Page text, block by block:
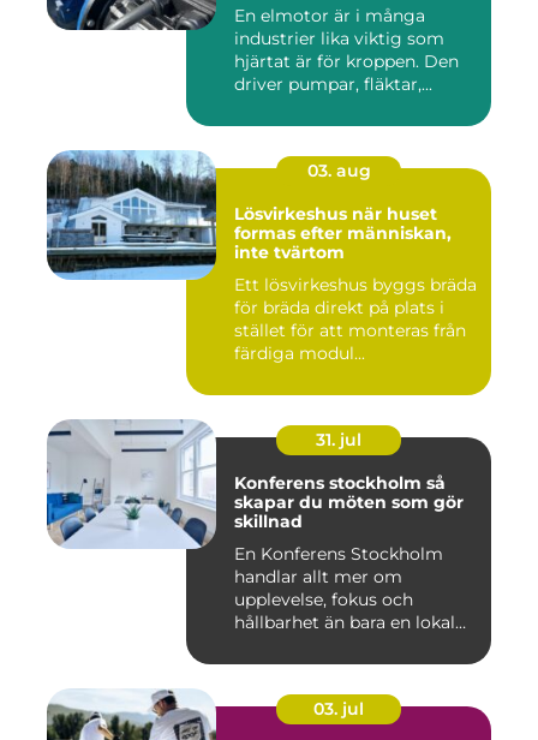
En elmotor är i många
industrier lika viktig som
hjärtat är för kroppen. Den
driver pumpar, fläktar,...
03. aug
Lösvirkeshus när huset
formas efter människan,
inte tvärtom
Ett lösvirkeshus byggs bräda
för bräda direkt på plats i
stället för att monteras från
färdiga modul...
31. jul
Konferens stockholm så
skapar du möten som gör
skillnad
En Konferens Stockholm
handlar allt mer om
upplevelse, fokus och
hållbarhet än bara en lokal
03. jul